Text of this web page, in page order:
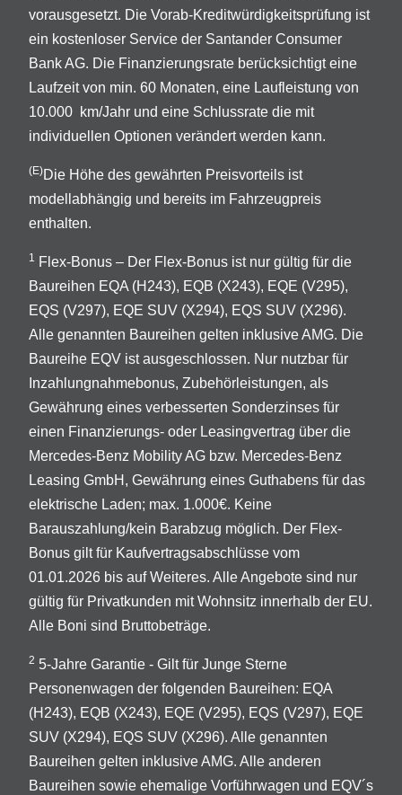
vorausgesetzt. Die Vorab-Kreditwürdigkeitsprüfung ist
ein kostenloser Service der Santander Consumer
Bank AG. Die Finanzierungsrate berücksichtigt eine
Laufzeit von min. 60 Monaten, eine Laufleistung von
10.000 km/Jahr und eine Schlussrate die mit
individuellen Optionen verändert werden kann.
(E)Die Höhe des gewährten Preisvorteils ist
modellabhängig und bereits im Fahrzeugpreis
enthalten.
1 Flex-Bonus – Der Flex-Bonus ist nur gültig für die
Baureihen EQA (H243), EQB (X243), EQE (V295),
EQS (V297), EQE SUV (X294), EQS SUV (X296).
Alle genannten Baureihen gelten inklusive AMG. Die
Baureihe EQV ist ausgeschlossen. Nur nutzbar für
Inzahlungnahmebonus, Zubehörleistungen, als
Gewährung eines verbesserten Sonderzinses für
einen Finanzierungs- oder Leasingvertrag über die
Mercedes-Benz Mobility AG bzw. Mercedes-Benz
Leasing GmbH, Gewährung eines Guthabens für das
elektrische Laden; max. 1.000€. Keine
Barauszahlung/kein Barabzug möglich. Der Flex-
Bonus gilt für Kaufvertragsabschlüsse vom
01.01.2026 bis auf Weiteres. Alle Angebote sind nur
gültig für Privatkunden mit Wohnsitz innerhalb der EU.
Alle Boni sind Bruttobeträge.
2 5-Jahre Garantie - Gilt für Junge Sterne
Personenwagen der folgenden Baureihen: EQA
(H243), EQB (X243), EQE (V295), EQS (V297), EQE
SUV (X294), EQS SUV (X296). Alle genannten
Baureihen gelten inklusive AMG. Alle anderen
Baureihen sowie ehemalige Vorführwagen und EQV´s